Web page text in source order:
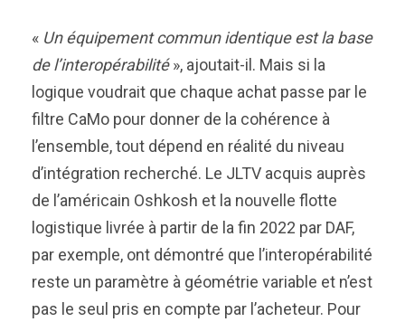
« Un équipement commun identique est la base
de l’interopérabilité», ajoutait-il. Mais si la
logique voudrait que chaque achat passe par le
filtre CaMo pour donner de la cohérence à
l’ensemble, tout dépend en réalité du niveau
d’intégration recherché. Le JLTV acquis auprès
de l’américain Oshkosh et la nouvelle flotte
logistique livrée à partir de la fin 2022 par DAF,
par exemple, ont démontré que l’interopérabilité
reste un paramètre à géométrie variable et n’est
pas le seul pris en compte par l’acheteur. Pour